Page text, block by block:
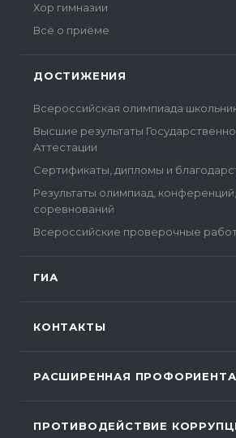
Хор гимназии
Всё о приёме
ДОСТИЖЕНИЯ
Всероссийская олимпиада
Высшие результаты
Аттестации
Сертификаты, дипломы и
Результаты олимпиад,
соревнований
Всероссийские проверочные
ГИА
КОНТАКТЫ
РАСШИРЕННАЯ
ПРОТИВОДЕЙСТВИЕ